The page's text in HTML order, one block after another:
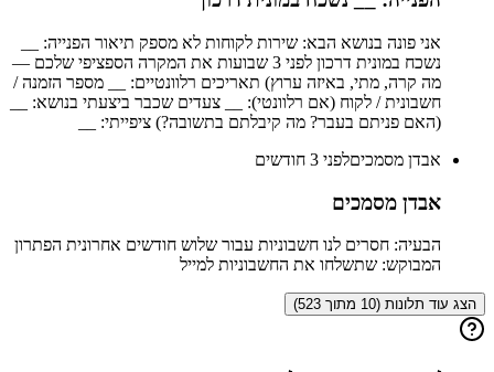
אני פונה בנושא הבא: שירות לקוחות לא מספק תיאור הפנייה: __
נשכח במונית דרכון לפני 3 שבועות את המקרה הספציפי שלכם —
מה קרה, מתי, באיזה ערוץ) תאריכים רלוונטיים: __ מספר הזמנה /
חשבונית / לקוח (אם רלוונטי): __ צעדים שכבר ביצעתי בנושא: __
(האם פניתם בעבר? מה קיבלתם בתשובה?) ציפייתי: __
אבדן מסמכיםלפני 3 חודשים
אבדן מסמכים
הבעיה: חסרים לנו חשבוניות עבור שלוש חודשים אחרונית הפתרון
המבוקש: שתשלחו את החשבוניות למייל
הצג עוד תלונות (10 מתוך 523)